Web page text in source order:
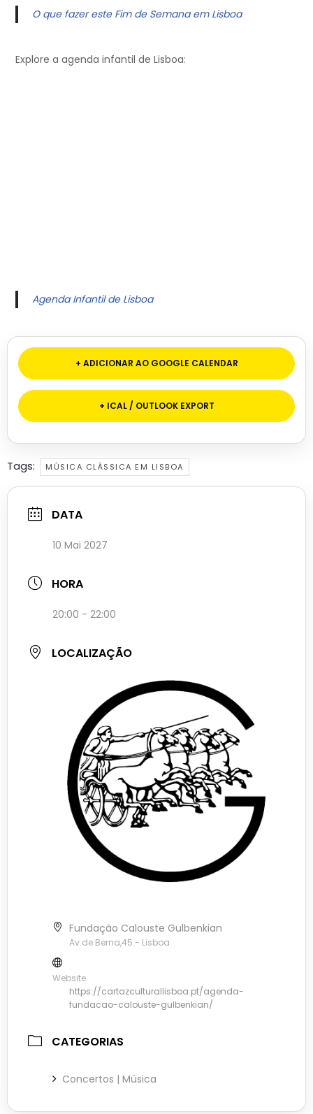
O que fazer este Fim de Semana em Lisboa
Explore a agenda infantil de Lisboa:
Agenda Infantil de Lisboa
+ ADICIONAR AO GOOGLE CALENDAR
+ ICAL / OUTLOOK EXPORT
Tags: MÚSICA CLÁSSICA EM LISBOA
DATA
10 Mai 2027
HORA
20:00 - 22:00
LOCALIZAÇÃO
Fundação Calouste Gulbenkian
Av.de Berna,45 - Lisboa
Website
https://cartazculturallisboa.pt/agenda-
fundacao-calouste-gulbenkian/
CATEGORIAS
Concertos | Música